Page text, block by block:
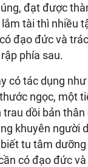
đạt được
tài thì nhiều
đạo đức và
phía sau.
có tác dụng
ngọc, một
dồi bản
khuyên người
tu tâm
có đạo đức